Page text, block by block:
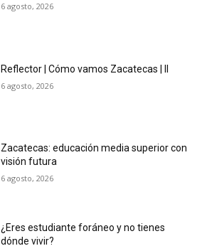
6 agosto, 2026
Reflector | Cómo vamos Zacatecas | II
6 agosto, 2026
Zacatecas: educación media superior con
visión futura
6 agosto, 2026
¿Eres estudiante foráneo y no tienes
dónde vivir?